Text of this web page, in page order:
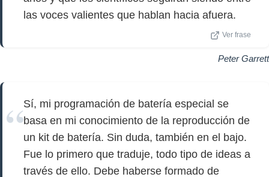
las voces valientes que hablan hacia afuera.
Ver frase
Peter Garrett
Sí, mi programación de batería especial se
basa en mi conocimiento de la reproducción de
un kit de batería. Sin duda, también en el bajo.
Fue lo primero que traduje, todo tipo de ideas a
través de ello. Debe haberse formado de